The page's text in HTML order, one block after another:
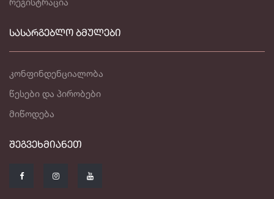
ᲡᲐᲡᲐᲠᲒᲔᲑᲚᲝ ᲑᲛᲣᲚᲔᲑᲘ
კონფინდენციალობა
წესები და პირობები
მიწოდება
ᲨᲔᲒᲕᲔᲮᲛᲘᲐᲜᲔᲗ